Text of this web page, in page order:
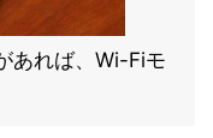
あれば、Wi-Fiモ